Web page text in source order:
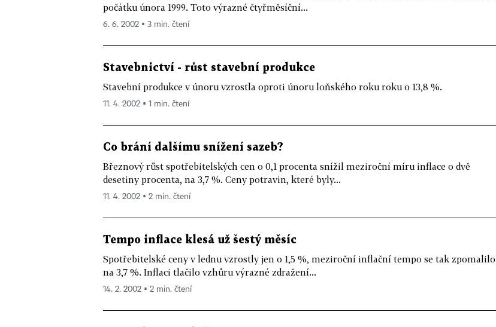
počátku února 1999. Toto výrazné čtyřměsíční...
6. 6. 2002 ▪ 3 min. čtení
Stavebnictví - růst stavební produkce
Stavební produkce v únoru vzrostla oproti únoru loňského roku roku o 13,8 %.
11. 4. 2002 ▪ 1 min. čtení
Co brání dalšímu snížení sazeb?
Březnový růst spotřebitelských cen o 0,1 procenta snížil meziroční míru inflace o dvě
desetiny procenta, na 3,7 %. Ceny potravin, které byly...
11. 4. 2002 ▪ 2 min. čtení
Tempo inflace klesá už šestý měsíc
Spotřebitelské ceny v lednu vzrostly jen o 1,5 %, meziroční inflační tempo se tak zpomalilo
na 3,7 %. Inflaci tlačilo vzhůru výrazné zdražení...
14. 2. 2002 ▪ 2 min. čtení